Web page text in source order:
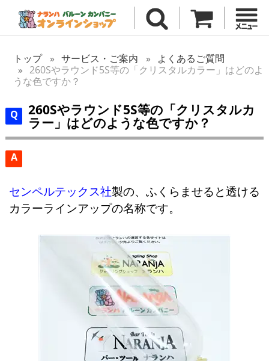
トップ サービス・ご案内
よくあるご質問
260Sやラウンド5S等の「クリスタルカラー」はどのよ
うな色ですか？
260Sやラウンド5S等の「クリスタルカ
ラー」はどのような色ですか？
A
センペルテックス社製の、ふくらませると透ける
カラーラインアップの名称です。